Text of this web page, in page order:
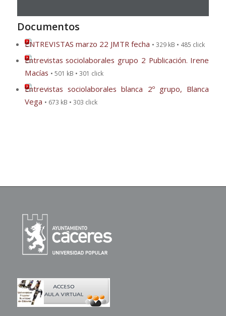
Documentos
ENTREVISTAS marzo 22 JMTR fecha • 329 kB • 485 click
Entrevistas sociolaborales grupo 2 Publicación. Irene
Macías • 501 kB • 301 click
Entrevistas sociolaborales blanca 2º grupo, Blanca
Vega • 673 kB • 303 click